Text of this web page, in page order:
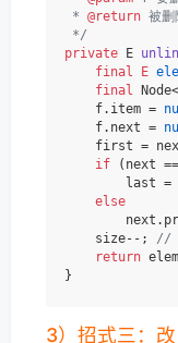
* @return 被删
*/
private E
final
E
final
    f.item =
    f.next =
first =
if (next ==
        last =
else
    size--;
//
return
3）招式三：改